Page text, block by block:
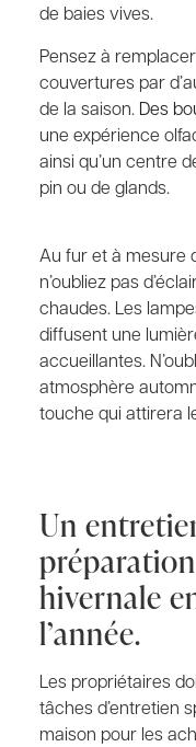
de baies vives.
Pensez à
couvertures par
de la saison. Des
une expérience
ainsi qu’un centre
pin ou de glands.
Au fur et à mesure
n’oubliez pas
chaudes. Les
diffusent une
accueillantes.
atmosphère
touche qui attirera
Un
hivernale
l’année.
Les propriétaires
tâches d’entretien
maison pour les